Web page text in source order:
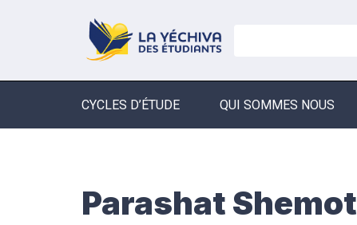
CYCLES D’ÉTUDE QUI SOMMES NOUS
Parashat Shemot